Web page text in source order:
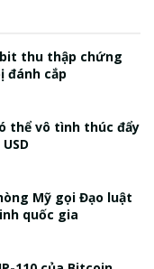
thu thập chứng
đánh cắp
thể vô tình thúc đẩy
Mỹ gọi Đạo luật
quốc gia